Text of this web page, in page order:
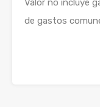
Valor no incluye
de gastos